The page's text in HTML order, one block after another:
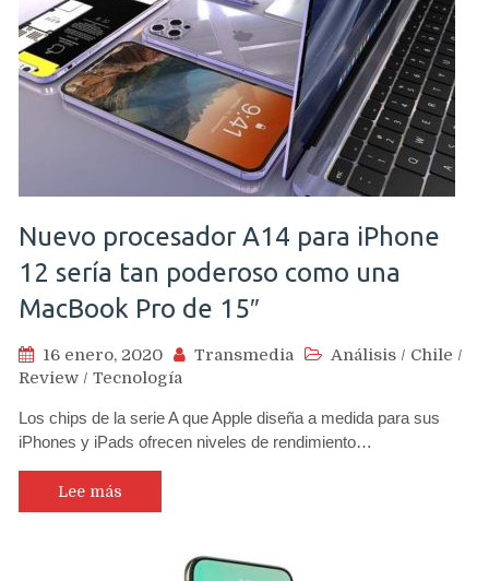
Nuevo procesador A14 para iPhone
12 sería tan poderoso como una
MacBook Pro de 15″
16 enero, 2020 Transmedia Análisis / Chile /
Review / Tecnología
Los chips de la serie A que Apple diseña a medida para sus
iPhones y iPads ofrecen niveles de rendimiento…
Lee más